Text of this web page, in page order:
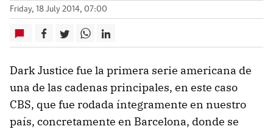
Friday, 18 July 2014, 07:00
Dark Justice fue la primera serie americana de
una de las cadenas principales, en este caso
CBS, que fue rodada íntegramente en nuestro
país, concretamente en Barcelona, donde se